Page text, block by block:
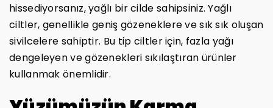
hissediyorsanız, yağlı bir cilde sahipsiniz. Yağlı
ciltler, genellikle geniş gözeneklere ve sık sık oluşan
sivilcelere sahiptir. Bu tip ciltler için, fazla yağı
dengeleyen ve gözenekleri sıkılaştıran ürünler
kullanmak önemlidir.